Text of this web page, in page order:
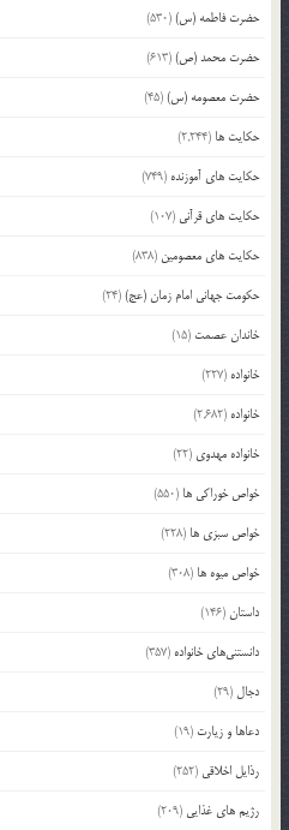
حضرت فاطمه (س)(530)
حضرت محمد (ص)(613)
حضرت معصومه (س)(45)
حکایت ها (2,244)
حکایت های آموزنده (749)
حکایت های قرآنی (107)
حکایت های معصومین (838)
حکومت جهانی امام زمان (عج)(24)
خاندان عصمت (15)
خانواده (227)
خانواده (2,682)
خانواده مهدوی (22)
خواص خوراکی ها (550)
خواص سبزی ها (228)
خواص میوه ها (308)
داستان(146)
دانستنی‌های خانواده (357)
دجال (29)
دعاها و زیارت (19)
رذایل اخلاقی (252)
رژیم های غذایی (209)